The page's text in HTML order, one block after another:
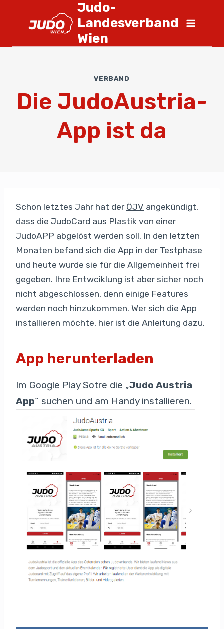
Judo-
Landesverband
Wien
VERBAND
Die JudoAustria-
App ist da
Schon letztes Jahr hat der ÖJV angekündigt,
dass die JudoCard aus Plastik von einer
JudoAPP abgelöst werden soll. In den letzten
Monaten befand sich die App in der Testphase
und heute wurde sie für die Allgemeinheit frei
gegeben. Ihre Entwciklung ist aber sicher noch
nicht abgeschlossen, denn einige Features
werden noch hinzukommen. Wer sich die App
installieren möchte, hier ist die Anleitung dazu.
App herunterladen
Im Google Play Sotre die „Judo Austria
App“ suchen und am Handy installieren.